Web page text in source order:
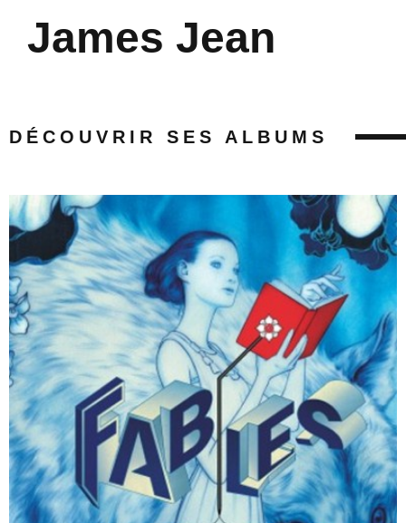
James Jean
DÉCOUVRIR SES ALBUMS